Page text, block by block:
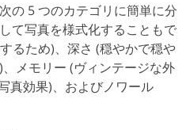
の 5 つのカテゴリに簡単に分
て写真を様式化することもで
るため)、深さ (穏やかで穏や
メモリー (ヴィンテージな外
真効果)、およびノワール